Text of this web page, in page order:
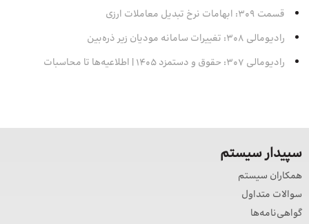
قسمت 309: ابهامات نرخ تبدیل معاملات ارزی
رادیومالی 308: تغییرات سامانه مودیان زیر ذره‌بین
رادیومالی 307: حقوق و دستمزد 1405 | اطلاعیه‌ها تا محاسبات
سپیدار سیستم
همکاران سیستم
سوالات متداول
گواهی‌نامه‌ها